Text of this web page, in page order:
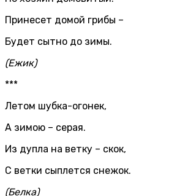
Принесет домой грибы –
Будет сытно до зимы.
(Ежик)
***
Летом шубка-огонек,
А зимою – серая.
Из дупла на ветку – скок,
С ветки сыплется снежок.
(Белка)